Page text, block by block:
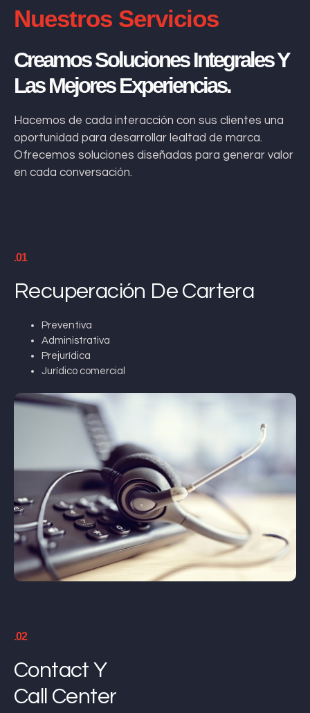
Nuestros Servicios
Creamos Soluciones Integrales Y
Las Mejores Experiencias.
Hacemos de cada interacción con sus clientes una
oportunidad para desarrollar lealtad de marca.
Ofrecemos soluciones diseñadas para generar valor
en cada conversación.
.01
Recuperación De Cartera
Preventiva
Administrativa
Prejurídica
Jurídico comercial
.02
Contact Y
Call Center